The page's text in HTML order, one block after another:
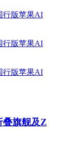
叠旗舰及Z